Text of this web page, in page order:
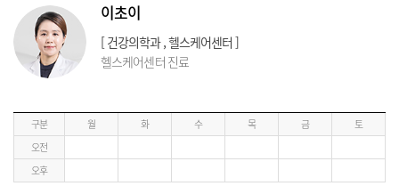
이초이
[ 건강의학과 , 헬스케어센터 ]
헬스케어센터 진료
구분 월 화 수 목 금
토
오전
오후